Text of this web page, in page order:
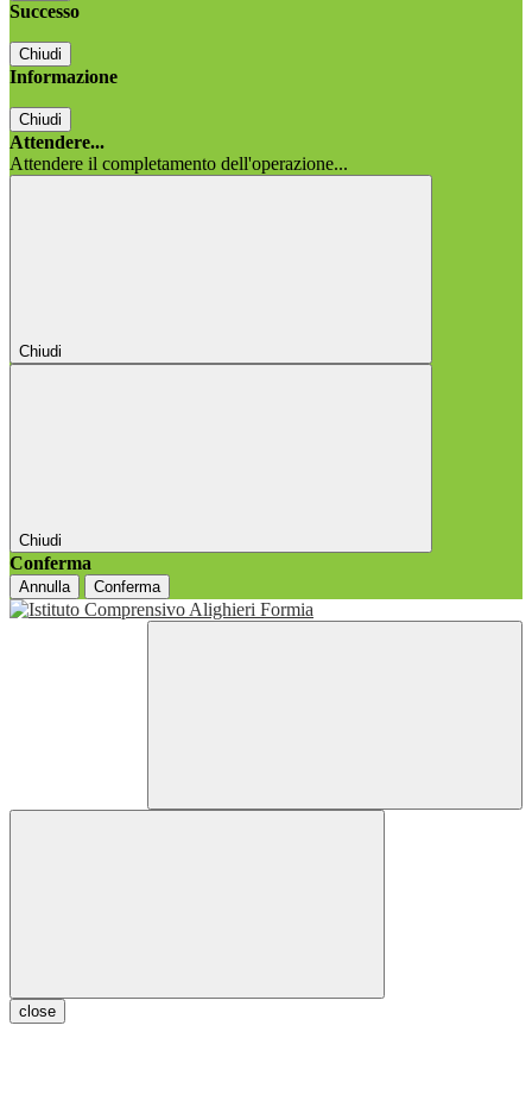
Successo
Chiudi
Informazione
Chiudi
Attendere...
Attendere il completamento dell'operazione...
Chiudi
Chiudi
Conferma
Annulla Conferma
close